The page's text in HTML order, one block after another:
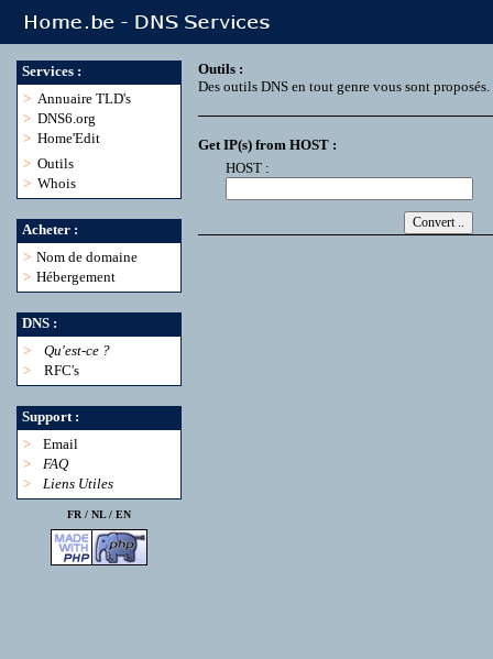
Services :
> Annuaire TLD's
> DNS6.org
> Home'Edit
> Outils
> Whois
Acheter :
> Nom de domaine
> Hébergement
DNS :
>
Qu'est-ce ?
>
RFC's
Support :
>
Email
>
FAQ
>
Liens Utiles
FR / NL/ EN
Outils :
Des outils DNS en tout genre vous sont proposés.
Get IP(s) from HOST :
HOST :